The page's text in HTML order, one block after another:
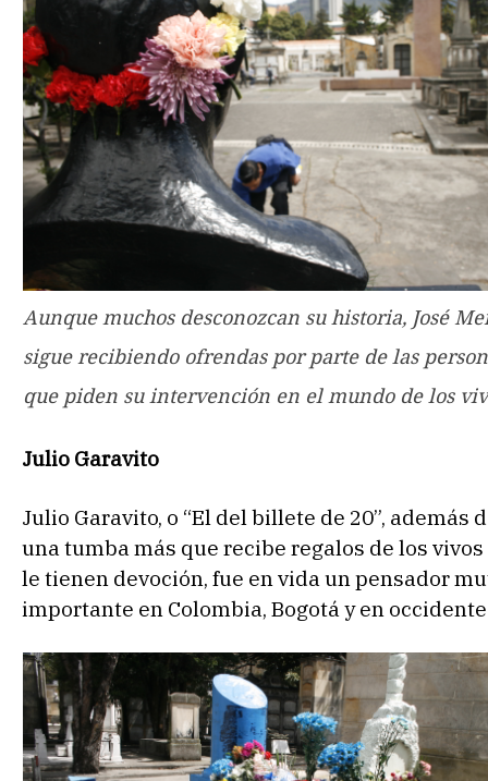
Aunque muchos desconozcan su historia, José
sigue recibiendo ofrendas por parte de las
que piden su intervención en el mundo de los
Julio Garavito
Julio Garavito, o “El del billete de 20”, además
una tumba más que recibe regalos de los
le tienen devoción, fue en vida un pensador
importante en Colombia, Bogotá y en